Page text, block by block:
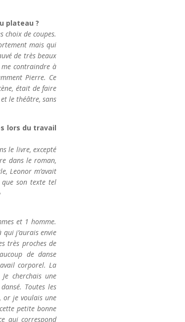
plateau ?
choix de coupes.
mais qui
de très beaux
contraindre à
Pierre. Ce
était de faire
le théâtre, sans
lors du travail
le livre, excepté
dans le roman,
Leonor m’avait
son texte tel
et 1 homme.
qui j’aurais envie
très proches de
de danse
corporel. La
cherchais une
Toutes les
or je voulais une
petite bonne
qui correspond